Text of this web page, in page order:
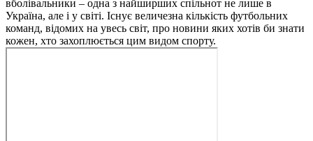
вболівальники – одна з найширших спільнот не лише в
Україна, але і у світі. Існує величезна кількість футбольних
команд, відомих на увесь світ, про новини яких хотів би знати
кожен, хто захоплюється цим видом спорту.